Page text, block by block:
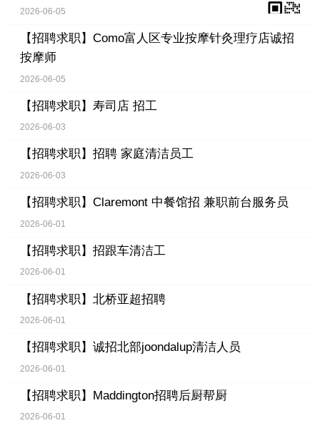
2026-06-05
【招聘求职】 Como富人区专业按摩针灸理疗店诚招
按摩师
2026-06-05
【招聘求职】 寿司店 招工
2026-06-03
【招聘求职】 招聘 家庭清洁员工
2026-06-03
【招聘求职】 Claremont 中餐馆招 兼职前台服务员
2026-06-01
【招聘求职】 招跟车清洁工
2026-06-01
【招聘求职】 北桥亚超招聘
2026-06-01
【招聘求职】 诚招北部joondalup清洁人员
2026-06-01
【招聘求职】 Maddington招聘后厨帮厨
2026-06-01